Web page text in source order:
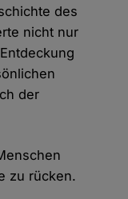
des
nicht nur
der
zu rücken.